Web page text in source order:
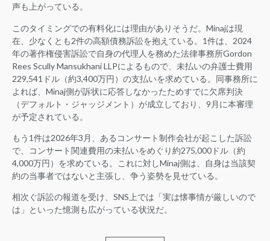
声も上がっている。
このタイミングでの有料化には理由がありそうだ。Minajは現
在、少なくとも2件の高額債務訴訟を抱えている。1件は、2024
年の著作権侵害訴訟で自身の代理人を務めた法律事務所Gordon
Rees Scully Mansukhani LLPによるもので、未払いの弁護士費用
229,541ドル（約3,400万円）の支払いを求めている。同事務所に
よれば、Minaj側が訴状に応答しなかったためすでに欠席判決
（デフォルト・ジャッジメント）が成立しており、9月に本審理
が予定されている。
もう1件は2026年3月、あるコンサート制作会社が起こした訴訟
で、コンサート関連費用の未払いをめぐり約275,000ドル（約
4,000万円）を求めている。これに対しMinaj側は、自身は当該契
約の当事者ではないと主張し、争う姿勢を見せている。
相次ぐ訴訟の報道を受け、SNS上では「実は懐事情が厳しいので
は」といった憶測も広がっている状況だ。